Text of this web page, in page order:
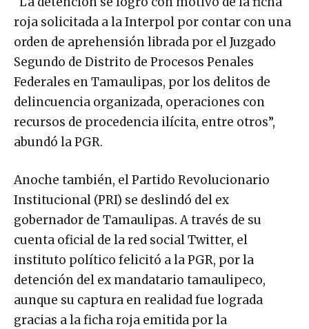
roja solicitada a la Interpol por contar con una
orden de aprehensión librada por el Juzgado
Segundo de Distrito de Procesos Penales
Federales en Tamaulipas, por los delitos de
delincuencia organizada, operaciones con
recursos de procedencia ilícita, entre otros”,
abundó la PGR.
Anoche también, el Partido Revolucionario
Institucional (PRI) se deslindó del ex
gobernador de Tamaulipas. A través de su
cuenta oficial de la red social Twitter, el
instituto político felicitó a la PGR, por la
detención del ex mandatario tamaulipeco,
aunque su captura en realidad fue lograda
gracias a la ficha roja emitida por la